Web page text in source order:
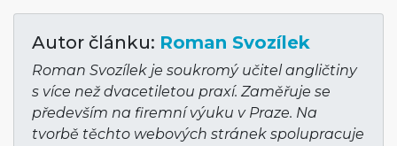
Autor článku: Roman Svozílek
Roman Svozílek je soukromý učitel angličtiny
s více než dvacetiletou praxí. Zaměřuje se
především na firemní výuku v Praze. Na
tvorbě těchto webových stránek spolupracuje